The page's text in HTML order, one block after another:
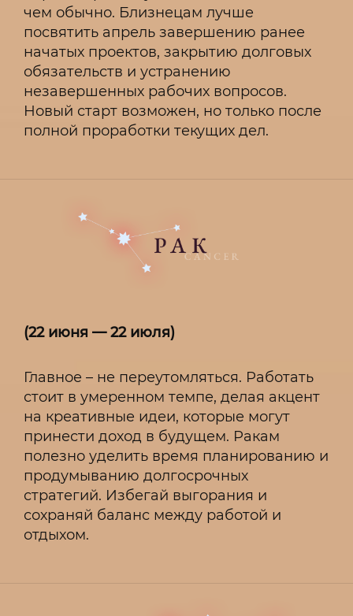
чем обычно. Близнецам лучше
посвятить апрель завершению ранее
начатых проектов, закрытию долговых
обязательств и устранению
незавершенных рабочих вопросов.
Новый старт возможен, но только после
полной проработки текущих дел.
(22 июня — 22 июля)
Главное – не переутомляться. Работать
стоит в умеренном темпе, делая акцент
на креативные идеи, которые могут
принести доход в будущем. Ракам
полезно уделить время планированию и
продумыванию долгосрочных
стратегий. Избегай выгорания и
сохраняй баланс между работой и
отдыхом.